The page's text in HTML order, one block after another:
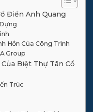
Điển Anh Quang
Hồn Của Công Trình
Group
Biệt Thự Tân Cổ
Trúc